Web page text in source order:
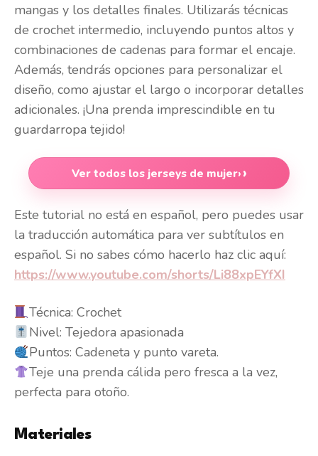
mangas y los detalles finales. Utilizarás técnicas
de crochet intermedio, incluyendo puntos altos y
combinaciones de cadenas para formar el encaje.
Además, tendrás opciones para personalizar el
diseño, como ajustar el largo o incorporar detalles
adicionales. ¡Una prenda imprescindible en tu
guardarropa tejido!
Ver todos los jerseys de mujer›
Este tutorial no está en español, pero puedes usar
la traducción automática para ver subtítulos en
español. Si no sabes cómo hacerlo haz clic aquí:
https://www.youtube.com/shorts/Li88xpEYfXI
Técnica: Crochet
Nivel: Tejedora apasionada
Puntos: Cadeneta y punto vareta.
Teje una prenda cálida pero fresca a la vez,
perfecta para otoño.
Materiales